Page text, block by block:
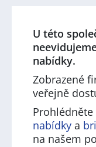
U této
nabídky.
Zobrazené
veřejně
nabídky a
na našem